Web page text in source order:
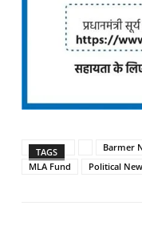
TAGS Barmer
MLA Fund
Political